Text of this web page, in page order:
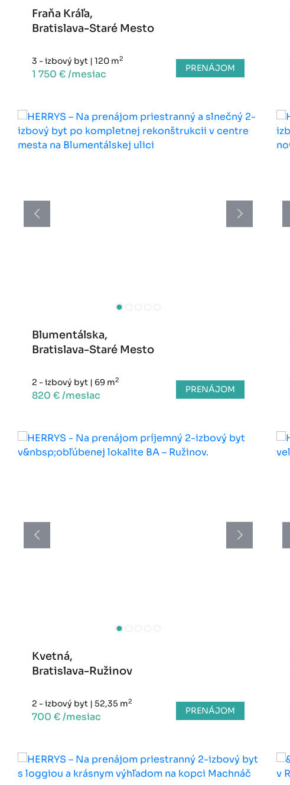
Fraňa Kráľa,
Bratislava-Staré Mesto
3 - izbový byt | 120 m2
1 750 € /mesiac PRENÁJOM
Blumentálska,
Bratislava-Staré Mesto
2 - izbový byt | 69 m2
820 € /mesiac PRENÁJOM
Kvetná,
Bratislava-Ružinov
2 - izbový byt | 52,35 m2
700 € /mesiac PRENÁJOM